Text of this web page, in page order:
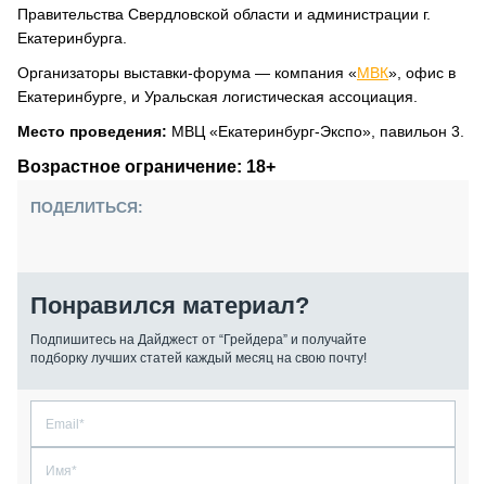
Правительства Свердловской области и администрации г.
Екатеринбурга.
Организаторы выставки-форума — компания «МВК», офис в
Екатеринбурге, и Уральская логистическая ассоциация.
Место проведения: МВЦ «Екатеринбург-Экспо», павильон 3.
Возрастное ограничение: 18+
ПОДЕЛИТЬСЯ:
Понравился материал?
Подпишитесь на Дайджест от “Грейдера” и получайте
подборку лучших статей каждый месяц на свою почту!